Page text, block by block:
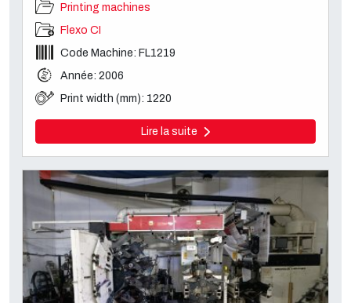
Printing machines
Flexo CI
Code Machine: FL1219
Année: 2006
Print width (mm): 1220
Lire la suite